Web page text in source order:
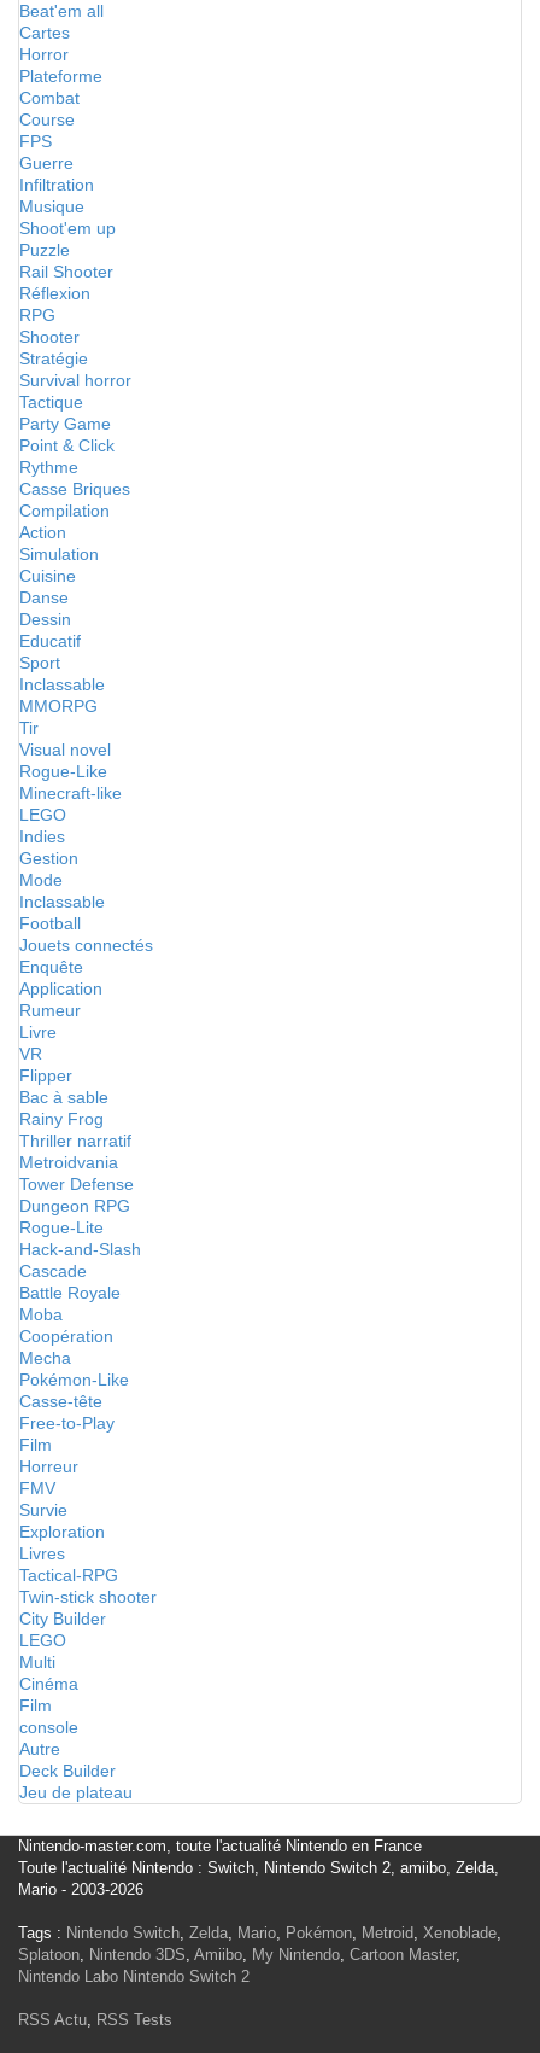
Beat'em all
Cartes
Horror
Plateforme
Combat
Course
FPS
Guerre
Infiltration
Musique
Shoot'em up
Puzzle
Rail Shooter
Réflexion
RPG
Shooter
Stratégie
Survival horror
Tactique
Party Game
Point & Click
Rythme
Casse Briques
Compilation
Action
Simulation
Cuisine
Danse
Dessin
Educatif
Sport
Inclassable
MMORPG
Tir
Visual novel
Rogue-Like
Minecraft-like
LEGO
Indies
Gestion
Mode
Inclassable
Football
Jouets connectés
Enquête
Application
Rumeur
Livre
VR
Flipper
Bac à sable
Rainy Frog
Thriller narratif
Metroidvania
Tower Defense
Dungeon RPG
Rogue-Lite
Hack-and-Slash
Cascade
Battle Royale
Moba
Coopération
Mecha
Pokémon-Like
Casse-tête
Free-to-Play
Film
Horreur
FMV
Survie
Exploration
Livres
Tactical-RPG
Twin-stick shooter
City Builder
LEGO
Multi
Cinéma
Film
console
Autre
Deck Builder
Jeu de plateau
Nintendo-master.com, toute l'actualité Nintendo en France
Toute l'actualité Nintendo : Switch, Nintendo Switch 2, amiibo, Zelda,
Mario - 2003-2026
Tags : Nintendo Switch, Zelda, Mario, Pokémon, Metroid, Xenoblade,
Splatoon, Nintendo 3DS, Amiibo, My Nintendo, Cartoon Master,
Nintendo Labo Nintendo Switch 2
RSS Actu, RSS Tests